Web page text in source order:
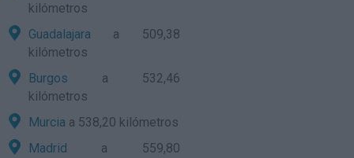
kilómetros
Guadalajara a 509,38
kilómetros
Burgos a 532,46
kilómetros
Murcia a 538,20 kilómetros
Madrid a 559,80